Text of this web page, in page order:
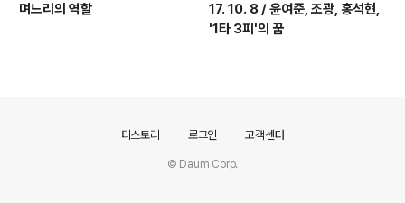
며느리의 역할
17. 10. 8 / 윤여준, 조광, 홍석현,
'1타 3피'의 꿈
티스토리 로그인 고객센터
© Daum Corp.